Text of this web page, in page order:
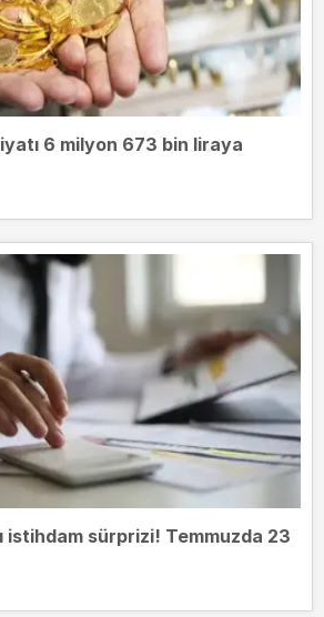
6 milyon 673 bin liraya
istihdam sürprizi! Temmuzda 23